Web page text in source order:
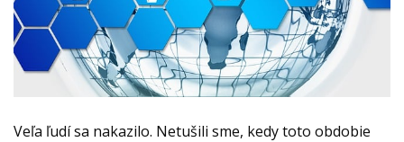
Veľa ľudí sa nakazilo. Netušili sme, kedy toto obdobie